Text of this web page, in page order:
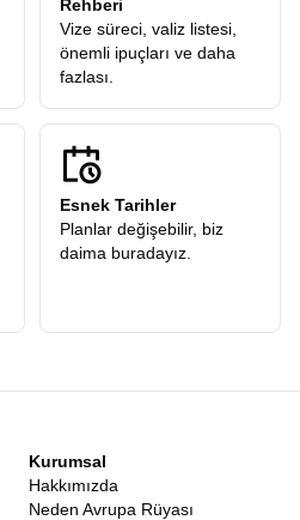
Rehberi
Vize süreci, valiz listesi,
önemli ipuçları ve daha
fazlası.
Esnek Tarihler
Planlar değişebilir, biz
daima buradayız.
Kurumsal
Hakkımızda
Neden Avrupa Rüyası